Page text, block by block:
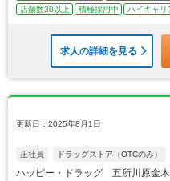
店舗数30以上
積極採用中 ハイキャリ
求人の詳細を見る
更新日：2025年8月1日
正社員 ドラッグストア（OTCのみ）
ハッピー・ドラッグ 五所川原金